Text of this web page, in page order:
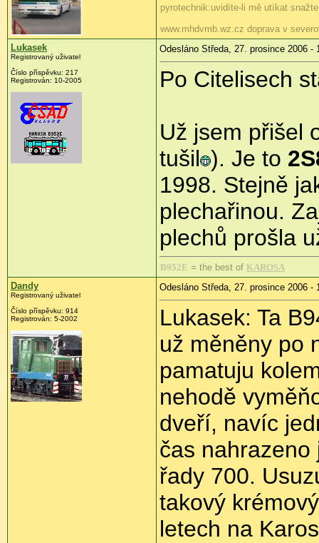
pyrotechnik:uvidíte-li mě utíkat
www.mhdvmb.wz.cz doprava v
Lukasek
Registrovaný uživatel
Číslo příspěvku: 217
Registrován: 10-2005
Odesláno Středa, 27. prosince 2006 -
Po Citelisech
Už jsem přišel
tušil ). Je to
1998. Stejně
plechařinou.
plechů prošla
B952E = the best of KAROSA
Dandy
Registrovaný uživatel
Číslo příspěvku: 914
Registrován: 5-2002
Odesláno Středa, 27. prosince 2006 -
Lukasek: Ta
už měněny po
pamatuju
nehodě
dveří, navíc
čas
řady 700.
takový
letech na